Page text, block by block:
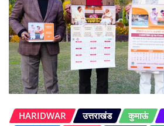
HARIDWAR उत्तराखंड कुमाऊं